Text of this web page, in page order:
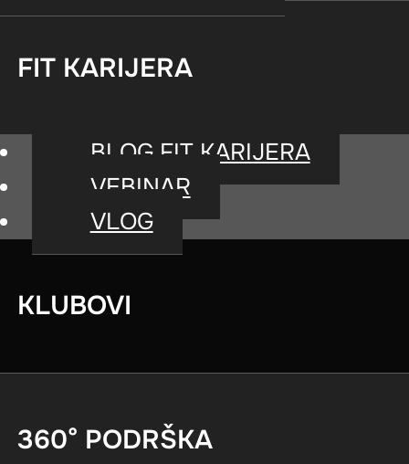
FIT KARIJERA
BLOG FIT KARIJERA
VEBINAR
VLOG
KLUBOVI
360° PODRŠKA
Ebook: MVPs – nova
fitnes kluba